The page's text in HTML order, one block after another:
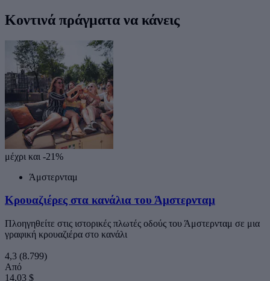
Κοντινά πράγματα να κάνεις
μέχρι και -21%
Άμστερνταμ
Κρουαζιέρες στα κανάλια του Άμστερνταμ
Πλοηγηθείτε στις ιστορικές πλωτές οδούς του Άμστερνταμ σε μια
γραφική κρουαζιέρα στο κανάλι
4,3 (8.799)
Από
14,03 $